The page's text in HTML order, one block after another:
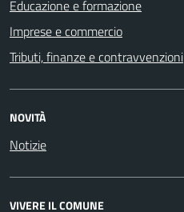
Educazione e formazione
Imprese e commercio
Tributi, finanze e contravvenzioni
NOVITÀ
Notizie
VIVERE IL COMUNE